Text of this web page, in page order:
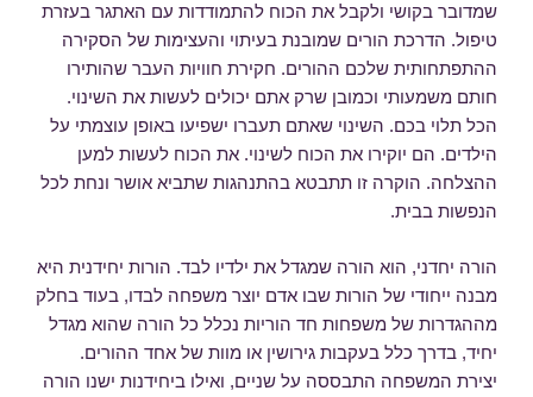
שמדובר בקושי ולקבל את הכוח להתמודדות עם האתגר בעזרת
טיפול. הדרכת הורים שמובנת בעיתוי והעצימות של הסקירה
ההתפתחותית שלכם ההורים. חקירת חוויות העבר שהותירו
חותם משמעותי וכמובן שרק אתם יכולים לעשות את השינוי.
הכל תלוי בכם. השינוי שאתם תעברו ישפיעו באופן עוצמתי על
הילדים. הם יוקירו את הכוח לשינוי. את הכוח לעשות למען
ההצלחה. הוקרה זו תתבטא בהתנהגות שתביא אושר ונחת לכל
הנפשות בבית.
הורה יחדני, הוא הורה שמגדל את ילדיו לבד. הורות יחידנית היא
מבנה ייחודי של הורות שבו אדם יוצר משפחה לבדו, בעוד בחלק
מההגדרות של משפחות חד הוריות נכלל כל הורה שהוא מגדל
יחיד, בדרך כלל בעקבות גירושין או מוות של אחד ההורים.
יצירת המשפחה התבססה על שניים, ואילו ביחידנות ישנו הורה